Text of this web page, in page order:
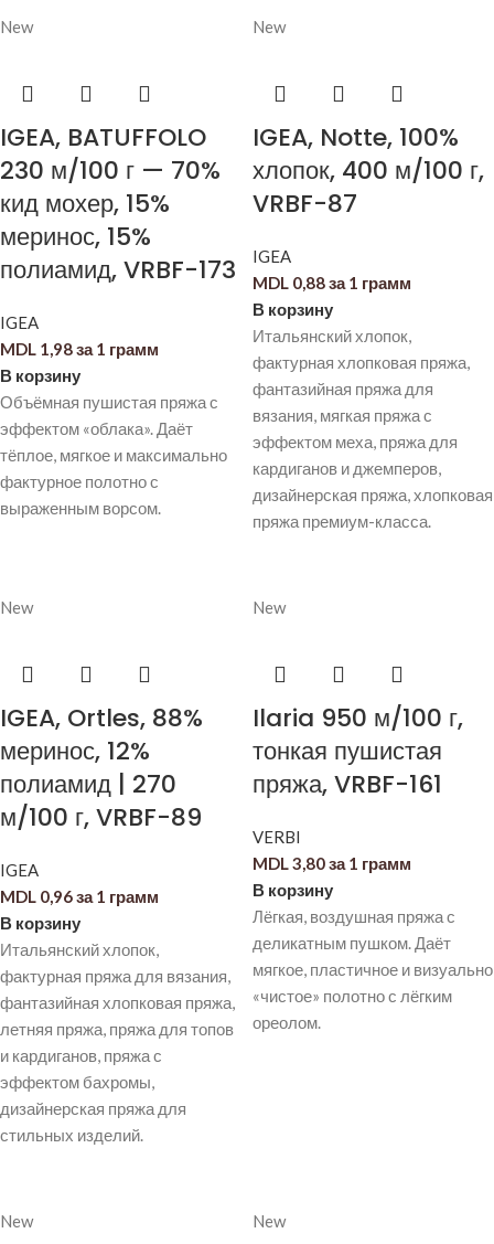
New
IGEA, BATUFFOLO
230 м/100 г — 70%
кид мохер, 15%
меринос, 15%
полиамид, VRBF-173
IGEA
MDL 1,98за 1 грамм
В корзину
Объёмная пушистая пряжа с
эффектом «облака». Даёт
тёплое, мягкое и максимально
фактурное полотно с
выраженным ворсом.
New
IGEA, Notte, 100%
хлопок, 400 м/100 г,
VRBF-87
IGEA
MDL 0,88за 1 грамм
В корзину
Итальянский хлопок,
фактурная хлопковая пряжа,
фантазийная пряжа для
вязания, мягкая пряжа с
эффектом меха, пряжа для
кардиганов и джемперов,
дизайнерская пряжа, хлопковая
пряжа премиум-класса.
New
IGEA, Ortles, 88%
меринос, 12%
полиамид | 270
м/100 г, VRBF-89
IGEA
MDL 0,96за 1 грамм
В корзину
Итальянский хлопок,
фактурная пряжа для вязания,
фантазийная хлопковая пряжа,
летняя пряжа, пряжа для топов
и кардиганов, пряжа с
эффектом бахромы,
дизайнерская пряжа для
стильных изделий.
New
Ilaria 950 м/100 г,
тонкая пушистая
пряжа, VRBF-161
VERBI
MDL3,80за 1 грамм
В корзину
Лёгкая, воздушная пряжа с
деликатным пушком. Даёт
мягкое, пластичное и визуально
«чистое» полотно с лёгким
ореолом.
New New